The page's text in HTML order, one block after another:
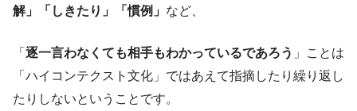
解」「しきたり」「慣例」 など、
「 逐一言わなくても相手もわかっているであろう 」ことは
「ハイコンテクスト文化」ではあえて指摘したり繰り返し
たりしないということです。